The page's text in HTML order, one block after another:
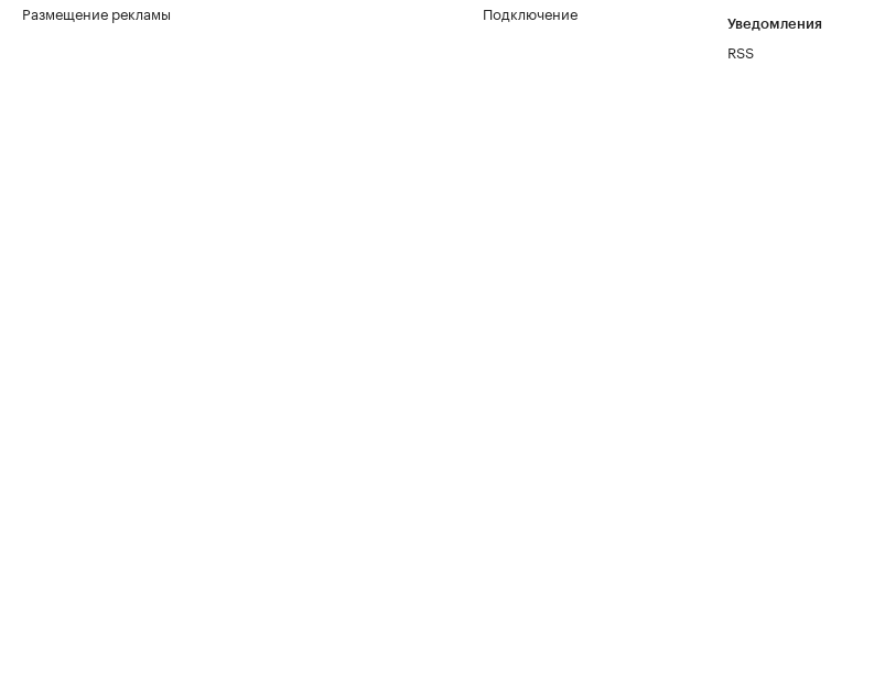
Размещение рекламы
Подключение
Уведомления
RSS